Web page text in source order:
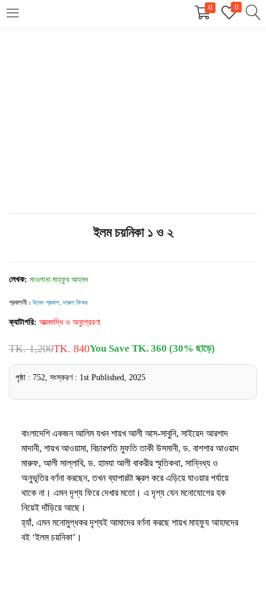
0
0
REGISTER
Lost password?
ইলম চয়নিকা ১ ও ২
লেখক: মাওলানা মাহফুয আহমদ
প্রকাশনী : উমেদ প্রকাশ ,দারুল ফিকর
ক্যাটাগরি: আত্মশুদ্ধি ও অনুপ্রেরণা
TK. 1,200TK. 840You Save TK. 360 (30% ছাড়ে)
পৃষ্ঠা : 752, সংস্করণ : 1st Published, 2025
বাংলাদেশি একজন আলিম যখন শায়খ আলী আস-সাবুনি, সাইয়েদ আরশাদ
মাদানী, শায়খ আওয়ামা, বিচারপতি মুফতি তাকী উসমানী, ড. বাশশার আওয়াদ
মারুফ, আলী সাল্লাবি, ড. হামযা আলী বাকরীর স্মৃতিকথা, সান্নিধ্য ও
অনুভূতির বর্ণনা করছেন, তখন ব্যাপারটা স্ক্রল করে এড়িয়ে যাওয়ার পর্যায়ে
থাকে না। এমন দৃশ্য ফিরে দেখার মতো। এ দৃশ্য যেন মনোযোগের হক
নিয়েই দাঁড়িয়ে আছে।
হ্যাঁ, এমন মনোমুগ্ধকর দৃশ্যই আমাদের বর্ণনা করছে শায়খ মাহফুয আহমদের
বই ‘ইলম চয়নিকা’।